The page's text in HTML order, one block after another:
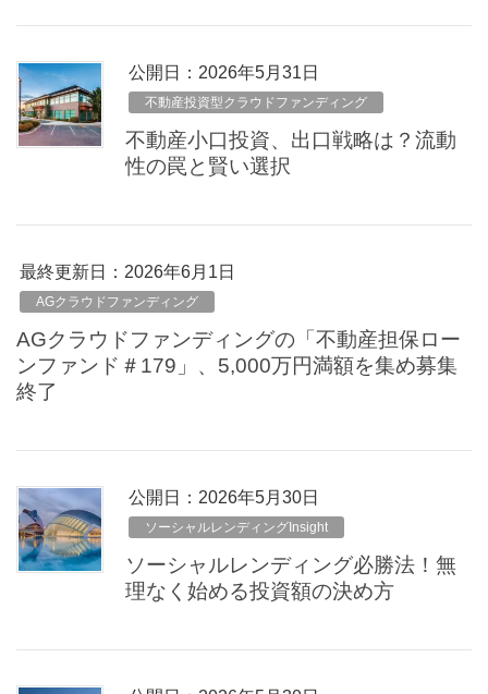
公開日： 2026年5月31日
不動産投資型クラウドファンディング
不動産小口投資、出口戦略は？流動
性の罠と賢い選択
最終更新日：2026年6月1日
AGクラウドファンディング
AGクラウドファンディングの「不動産担保ロー
ンファンド＃179」、5,000万円満額を集め募集
終了
公開日： 2026年5月30日
ソーシャルレンディングInsight
ソーシャルレンディング必勝法！無
理なく始める投資額の決め方